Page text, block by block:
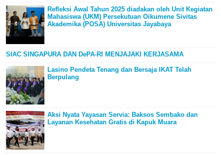
Refleksi Awal Tahun 2025 diadakan oleh Unit Kegiatan
Mahasiswa (UKM) Persekutuan Oikumene Sivitas
Akademika (POSA) Universitas Jayabaya
SIAC SINGAPURA DAN DePA-RI MENJAJAKI KERJASAMA
Lasino Pendeta Tenang dan Bersaja IKAT Telah
Berpulang
Aksi Nyata Yayasan Servia: Baksos Sembako dan
Layanan Kesehatan Gratis di Kapuk Muara